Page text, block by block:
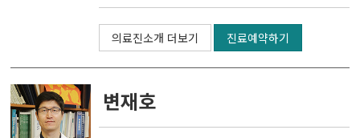
의료진소개 더보기 진료예약하기
변재호